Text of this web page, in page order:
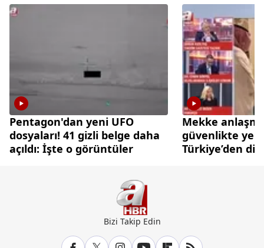
Pentagon'dan yeni UFO
dosyaları! 41 gizli belge daha
açıldı: İşte o görüntüler
Mekke
güvenlikte
Türkiye’den
Bizi Takip Edin